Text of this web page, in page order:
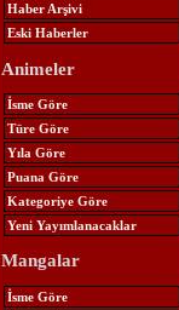
Haber Arşivi
Eski Haberler
Animeler
İsme Göre
Türe Göre
Yıla Göre
Puana Göre
Kategoriye Göre
Yeni Yayımlanacaklar
Mangalar
İsme Göre